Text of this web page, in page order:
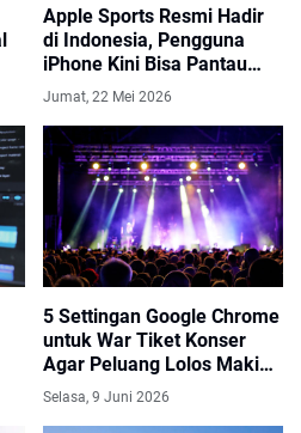
Apple Sports Resmi Hadir
di Indonesia, Pengguna
iPhone Kini Bisa Pantau
Piala Dunia 2026 Secara
Jumat, 22 Mei 2026
5 Settingan Google Chrome
untuk War Tiket Konser
Agar Peluang Lolos Makin
Besar
Selasa, 9 Juni 2026